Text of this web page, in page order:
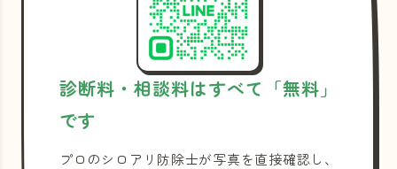
診断料・相談料はすべて「無料」
です
プロのシロアリ防除士が写真を直接確認し、